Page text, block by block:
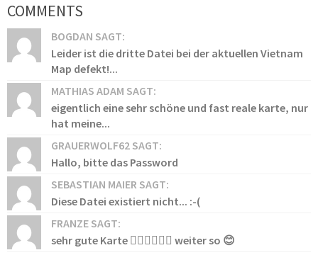
COMMENTS
BOGDAN SAGT:
Leider ist die dritte Datei bei der aktuellen Vietnam
Map defekt!...
MATHIAS ADAM SAGT:
eigentlich eine sehr schöne und fast reale karte, nur
hat meine...
GRAUERWOLF62 SAGT:
Hallo, bitte das Password
SEBASTIAN MAIER SAGT:
Diese Datei existiert nicht... :-(
FRANZE SAGT:
sehr gute Karte 👍🏻👍🏻👍🏻 weiter so 😊